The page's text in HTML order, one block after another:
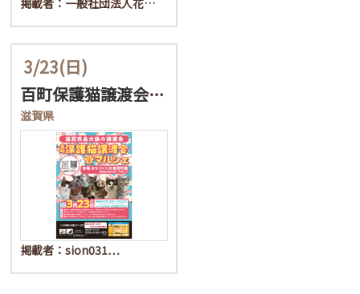
3/23(日)
百町保護猫譲渡会＆マルシ…
滋賀県
掲載者：sion031…